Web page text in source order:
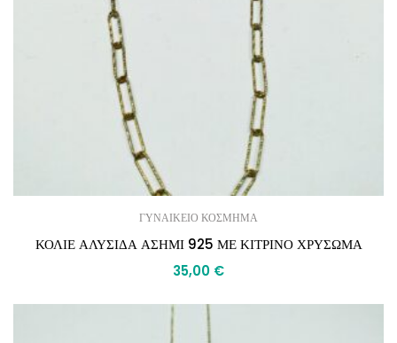
ΓΥΝΑΙΚΕΙΟ ΚΟΣΜΗΜΑ
ΚΟΛΙΕ ΑΛΥΣΙΔΑ ΑΣΗΜΙ 925 ΜΕ ΚΙΤΡΙΝΟ ΧΡΥΣΩΜΑ
35,00 €